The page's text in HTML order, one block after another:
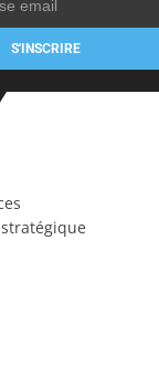
S'INSCRIRE